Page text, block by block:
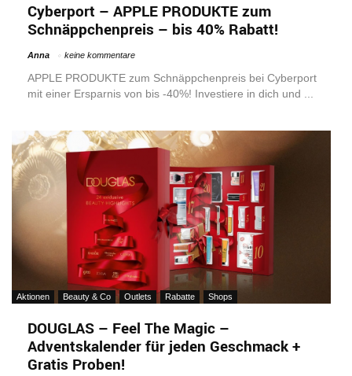
Cyberport – APPLE PRODUKTE zum
Schnäppchenpreis – bis 40% Rabatt!
Anna keine kommentare
APPLE PRODUKTE zum Schnäppchenpreis bei Cyberport
mit einer Ersparnis von bis -40%! Investiere in dich und ...
Aktionen Beauty & Co Outlets Rabatte Shops
DOUGLAS – Feel The Magic –
Adventskalender für jeden Geschmack +
Gratis Proben!